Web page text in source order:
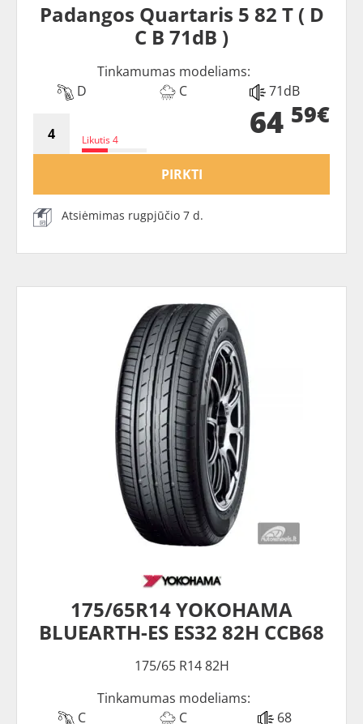
Padangos Quartaris 5 82 T ( D
C B 71dB )
Tinkamumas modeliams:
D
C 71dB
Likutis 4 64 59€
PIRKTI
Atsiėmimas rugpjūčio 7 d.
175/65R14 YOKOHAMA
BLUEARTH-ES ES32 82H CCB68
175/65 R14 82H
Tinkamumas modeliams:
C
C 68